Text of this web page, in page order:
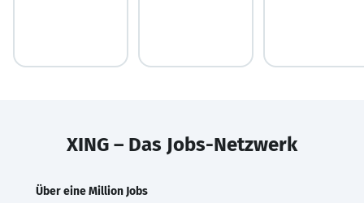
XING – Das Jobs-Netzwerk
Über eine Million Jobs